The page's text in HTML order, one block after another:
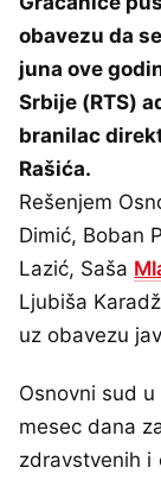
obavezu da
juna ove
Srbije (RTS)
branilac
Rašića.
Rešenjem
Dimić, Boban
Lazić, Saša
Ljubiša
uz obavezu
Osnovni sud
mesec dana
zdravstvenih i